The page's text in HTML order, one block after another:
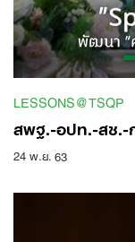
LESSONS@TSQP
สพฐ.-อปท.-สช.-
24 พ.ย. 63